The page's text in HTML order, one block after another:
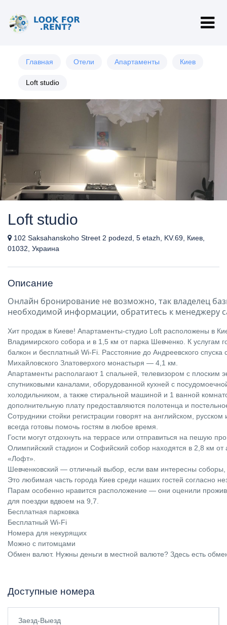
Главная Отели Апартаменты Киев
Loft studio
Loft studio
102 Saksahanskoho Street 2 podezd, 5 etazh, KV.69, Киев,
01032, Украина
Описание
Онлайн бронирование не возможно, так владелец
необходимой информации, обратитесь к менеджеру
Хит продаж в Киеве! Апартаменты-студио Loft расположены в
Владимирского собора и в 1,5 км от парка Шевченко. К услугам
балкон и бесплатный Wi-Fi. Расстояние до Андреевского спуска
Михайловского Златоверхого монастыря — 4,1 км.
Апартаменты располагают 1 спальней, телевизором с плоским
спутниковыми каналами, оборудованной кухней с
холодильником, а также стиральной машиной и 1 ванной
дополнительную плату предоставляются полотенца и
Сотрудники стойки регистрации говорят на английском, русском
всегда готовы помочь гостям в любое время.
Гости могут отдохнуть на террасе или отправиться на пешую
Олимпийский стадион и Софийский собор находятся в 2,8 км от
«Лофт».
Шевченковский — отличный выбор, если вам интересны соборы,
Это любимая часть города Киев среди наших гостей согласно
Парам особенно нравится расположение — они оценили
для поездки вдвоем на 9,7.
Бесплатная парковка
Бесплатный Wi-Fi
Номера для некурящих
Можно с питомцами
Обмен валют. Нужны деньги в местной валюте? Здесь есть
Доступные номера
Заезд-Выезд